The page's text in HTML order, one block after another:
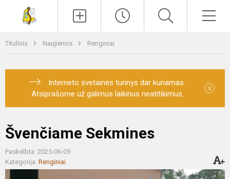
Titulinis Naujienos Renginiai
Interneto svetainės turinys dar kuriamas.
Atsiprašome už galimus laikinus neatitikimus.
×
Švenčiame Sekmines
Paskelbta: 2025-06-09
Kategorija: Renginiai